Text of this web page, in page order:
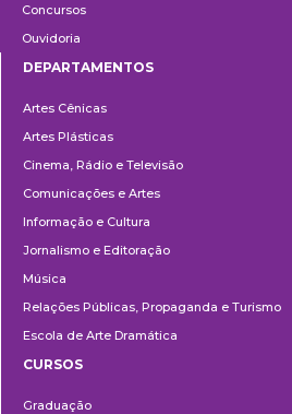
Concursos
Ouvidoria
DEPARTAMENTOS
Artes Cênicas
Artes Plásticas
Cinema, Rádio e Televisão
Comunicações e Artes
Informação e Cultura
Jornalismo e Editoração
Música
Relações Públicas, Propaganda e Turismo
Escola de Arte Dramática
CURSOS
Graduação